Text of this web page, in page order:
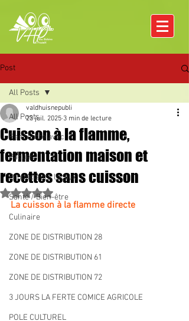
Post
All Posts
Rencontre avec
Pâques
Producteurs locaux
Santé / Bien-être
Culinaire
ZONE DE DISTRIBUTION 28
ZONE DE DISTRIBUTION 61
ZONE DE DISTRIBUTION 72
3 JOURS LA FERTE COMICE AGRICOLE
POLE CULTUREL
All Posts
Cuisson à la flamme,
fermentation maison et
recettes sans cuisson
valdhuisnepubli
23 juil. 2025 3 min de lecture
Noté NaN étoiles sur 5.
La cuisson à la flamme directe